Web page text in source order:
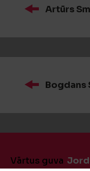
Artūrs
Bogdans
Vārtus guva